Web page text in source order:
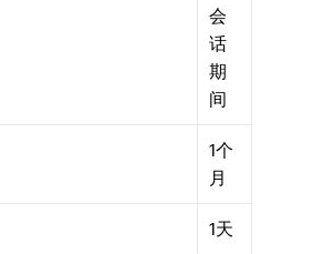
会
话
期
间
1个
月
1天